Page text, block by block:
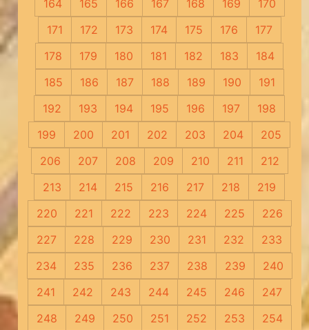
164
165 166 167 168 169
170
171
172 173 174 175 176
177
178
179 180 181 182 183
184
185
186 187 188 189 190
191
192
193 194 195 196 197
198
199
200 201 202 203 204
205
206
207 208 209 210 211
212
213
214 215 216 217 218
219
220
221 222 223 224 225
226
227
228 229 230 231 232
233
234
235 236 237 238 239
240
241
242 243 244 245 246
247
248
249 250 251 252 253
254